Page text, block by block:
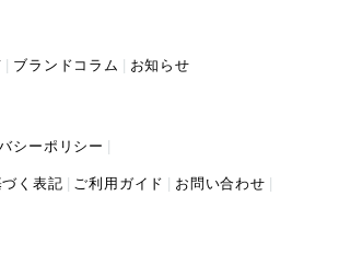
ブランドコラム お知らせ
シーポリシー
く表記 ご利用ガイド お問い合わせ